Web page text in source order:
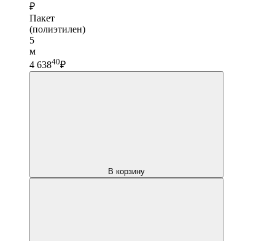
₽
Пакет
(полиэтилен)
5
м
4 63840₽
В корзину